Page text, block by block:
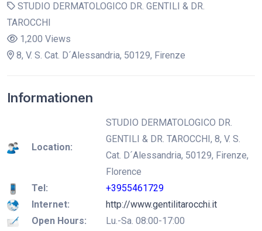
STUDIO DERMATOLOGICO DR. GENTILI & DR.
TAROCCHI
1,200 Views
8, V. S. Cat. D´Alessandria, 50129, Firenze
Informationen
Location:
STUDIO DERMATOLOGICO DR.
GENTILI & DR. TAROCCHI, 8, V. S.
Cat. D´Alessandria, 50129, Firenze,
Florence
Tel:
+3955461729
Internet:
http://www.gentilitarocchi.it
Open Hours:
Lu.-Sa. 08:00-17:00